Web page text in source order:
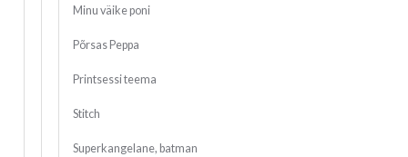
Minu väike poni
Põrsas Peppa
Printsessi teema
Stitch
Superkangelane, batman